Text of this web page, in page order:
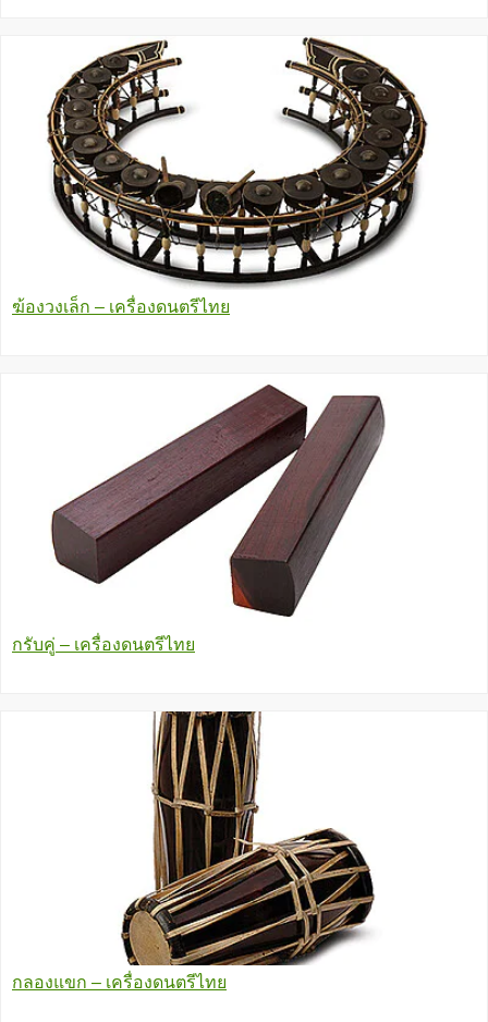
ฆ้องวงเล็ก – เครื่องดนตรีไทย
กรับคู่ – เครื่องดนตรีไทย
กลองแขก – เครื่องดนตรีไทย